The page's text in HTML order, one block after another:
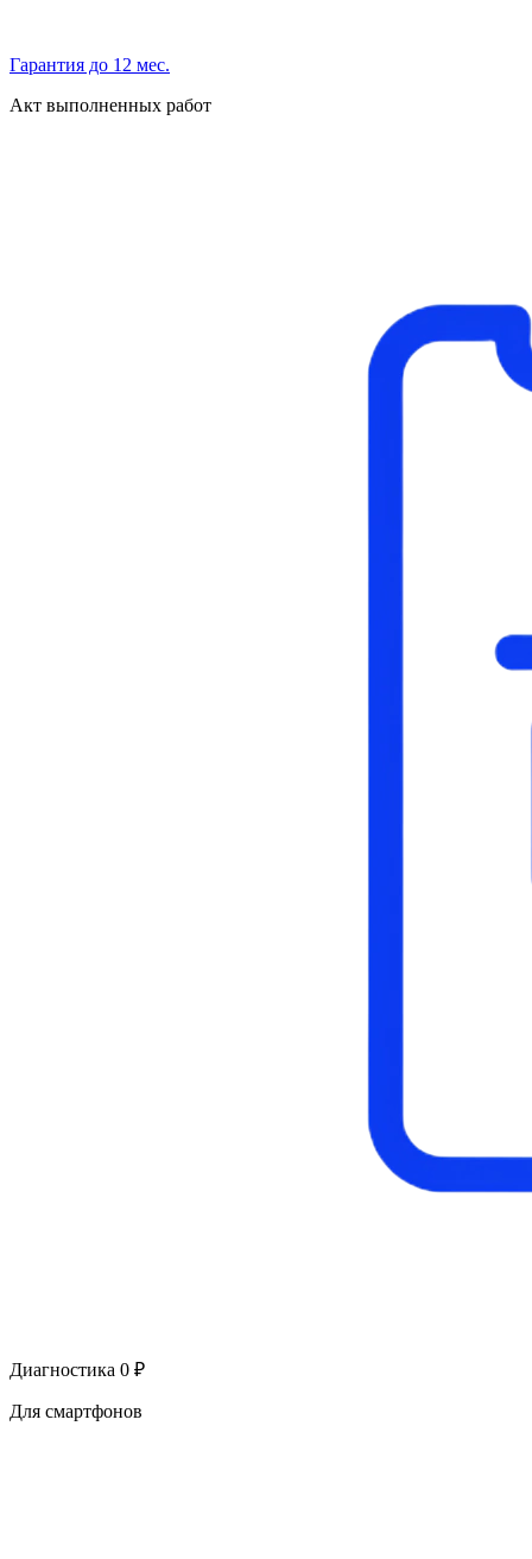
Гарантия до 12 мес.
Акт выполненных работ
Диагностика 0 ₽
Для смартфонов